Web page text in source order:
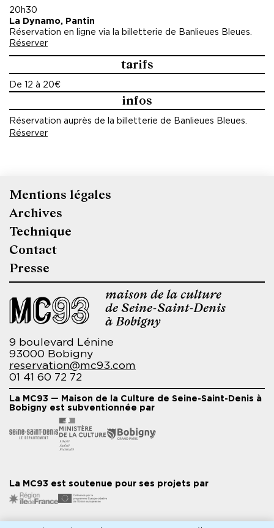
20h30
La Dynamo, Pantin
Réservation en ligne via la billetterie de Banlieues Bleues.
Réserver
tarifs
De 12 à 20€
infos
Réservation auprès de la billetterie de Banlieues Bleues.
Réserver
de
page
Mentions légales
Archives
Technique
Contact
Presse
maison de la culture
de Seine-Saint-Denis
à Bobigny
9 boulevard Lénine
93000 Bobigny
reservation@mc93.com
01 41 60 72 72
La MC93 — Maison de la Culture de Seine-Saint-Denis à
Bobigny est subventionnée par
La MC93 est soutenue pour ses projets par